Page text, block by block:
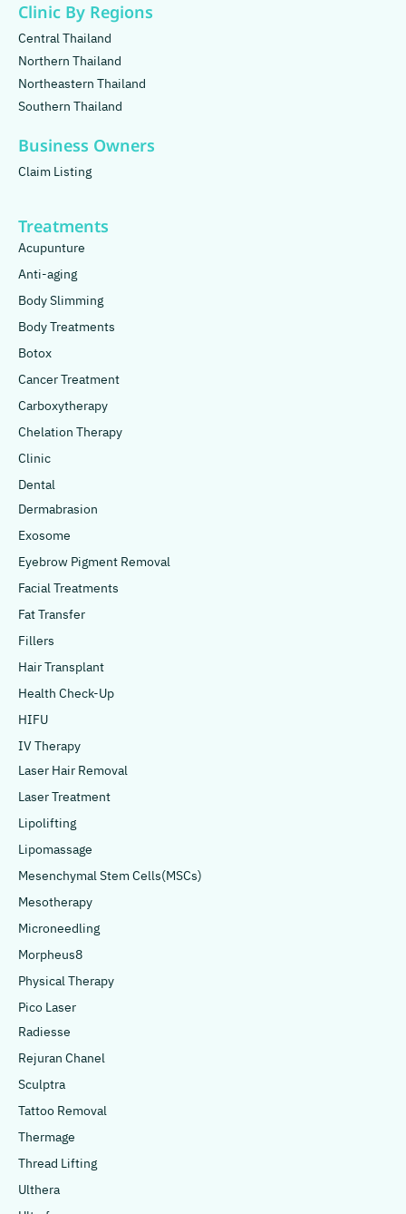
Clinic By Regions
Central Thailand
Northern Thailand
Northeastern Thailand
Southern Thailand
Business Owners
Claim Listing
Treatments
Acupunture
Anti-aging
Body Slimming
Body Treatments
Botox
Cancer Treatment
Carboxytherapy
Chelation Therapy
Clinic
Dental
Dermabrasion
Exosome
Eyebrow Pigment Removal
Facial Treatments
Fat Transfer
Fillers
Hair Transplant
Health Check-Up
HIFU
IV Therapy
Laser Hair Removal
Laser Treatment
Lipolifting
Lipomassage
Mesenchymal Stem Cells(MSCs)
Mesotherapy
Microneedling
Morpheus8
Physical Therapy
Pico Laser
Radiesse
Rejuran Chanel
Sculptra
Tattoo Removal
Thermage
Thread Lifting
Ulthera